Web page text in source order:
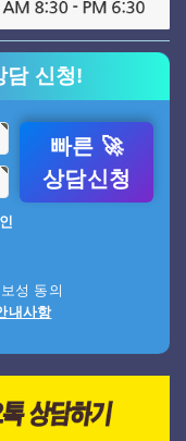
담 신청!
성 동의
내사항
빠른 🚀
상담신청